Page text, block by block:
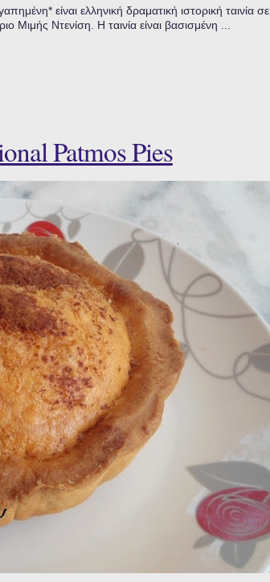
είναι ελληνική δραματική ιστορική ταινία σε
Μιμής Ντενίση. Η ταινία είναι βασισμένη ...
Patmos Pies